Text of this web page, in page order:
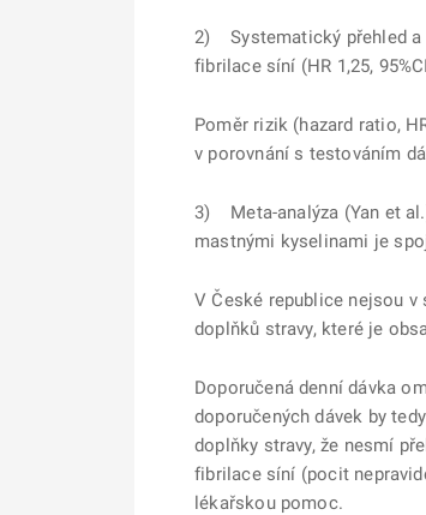
2) Systematický přehled a
fibrilace síní (HR 1,25,
Poměr rizik (hazard ratio,
v porovnání s testováním
3) Meta-analýza (Yan et
mastnými kyselinami je
V České republice nejsou v
doplňků stravy, které je
Doporučená denní dávka
doporučených dávek by
doplňky stravy, že nesmí
fibrilace síní (pocit
lékařskou pomoc.